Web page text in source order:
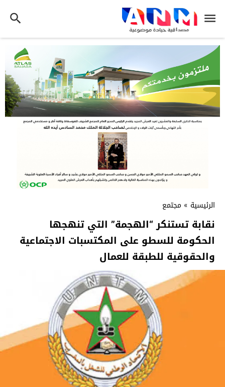
الرئيسية » مجتمع
نقابة تستنكر “الهجمة” التي تنهجها
الحكومة للسطو على المكتسبات الاجتماعية
والحقوقية للطبقة للعمال